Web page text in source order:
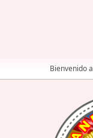
Bienvenido a